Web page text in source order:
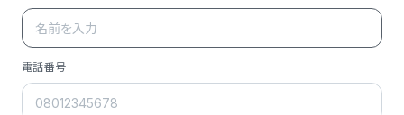
電話番号